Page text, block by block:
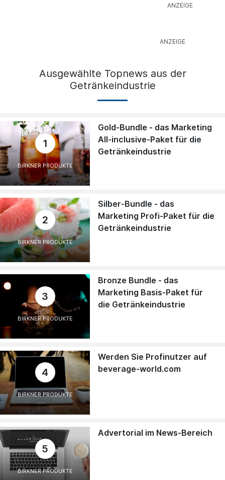
Ausgewählte Topnews aus der
Getränkeindustrie
1
BIRKNER PRODUKTE
Gold-Bundle - das Marketing
All-inclusive-Paket für die
Getränkeindustrie
2
BIRKNER PRODUKTE
Silber-Bundle - das
Marketing Profi-Paket für die
Getränkeindustrie
3
BIRKNER PRODUKTE
Bronze Bundle - das
Marketing Basis-Paket für
die Getränkeindustrie
4
BIRKNER PRODUKTE
Werden Sie Profinutzer auf
beverage-world.com
5
BIRKNER PRODUKTE
Advertorial im News-Bereich